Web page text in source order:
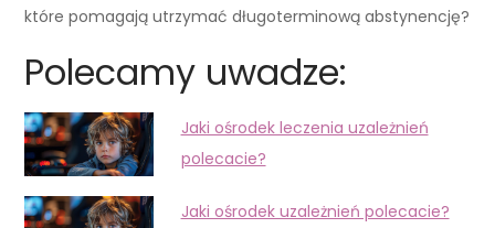
które pomagają utrzymać długoterminową abstynencję?
Polecamy uwadze:
Jaki ośrodek leczenia uzależnień
polecacie?
Jaki ośrodek uzależnień polecacie?